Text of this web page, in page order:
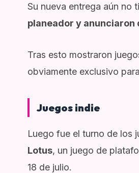
Su nueva entrega aún no
planeador y
Tras esto mostraron
obviamente exclusivo
Juegos indie
Luego fue el turno de los
Lotus, un juego de
18 de julio.